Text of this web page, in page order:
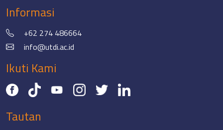
Informasi
+62 274 486664
info@utdi.ac.id
Ikuti Kami
Tautan